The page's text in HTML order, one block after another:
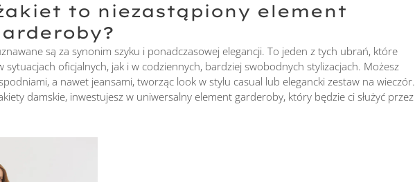
to niezastąpiony element
są za synonim szyku i ponadczasowej elegancji. To jeden z tych ubrań, które
sytuacjach oficjalnych, jak i w codziennych, bardziej swobodnych stylizacjach. Możesz
a nawet jeansami, tworząc look w stylu casual lub elegancki zestaw na wieczór.
damskie, inwestujesz w uniwersalny element garderoby, który będzie ci służyć przez